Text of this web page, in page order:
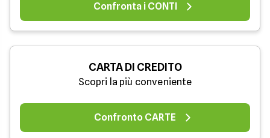
Confronta i CONTI
CARTA DI CREDITO
Scopri la più conveniente
Confronto CARTE